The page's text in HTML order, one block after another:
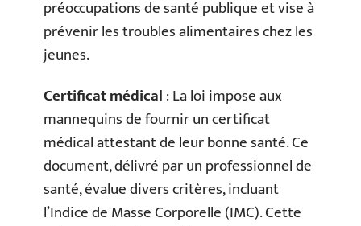
préoccupations de santé publique et vise à
prévenir les troubles alimentaires chez les
jeunes.
Certificat médical: La loi impose aux
mannequins de fournir un certificat
médical attestant de leur bonne santé. Ce
document, délivré par un professionnel de
santé, évalue divers critères, incluant
l’Indice de Masse Corporelle (IMC). Cette